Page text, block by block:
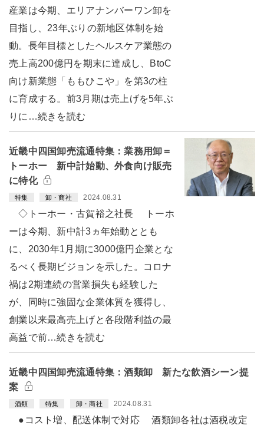
産業は今期、エリアナンバーワン卸を
目指し、23年ぶりの新地区体制を始
動。長年目標としたヘルスケア業態の
売上高200億円を期末に達成し、BtoC
向け新業態「ももひこや」を第3の柱
に育成する。前3月期は売上げを5年ぶ
りに…続きを読む
近畿中四国卸売流通特集：業務用卸＝
トーホー 新中計始動、外食向け販売
に特化
特集 卸・商社 2024.08.31
◇トーホー・古賀裕之社長 トーホ
ーは今期、新中計3ヵ年始動ととも
に、2030年1月期に3000億円企業とな
るべく長期ビジョンを示した。コロナ
禍は2期連続の営業損失も経験した
が、同時に強固な企業体質を獲得し、
創業以来最高売上げと各段階利益の最
高益で前…続きを読む
近畿中四国卸売流通特集：酒類卸 新たな飲酒シーン提
案
酒類 特集 卸・商社 2024.08.31
●コスト増、配送体制で対応 酒類卸各社は酒税改定